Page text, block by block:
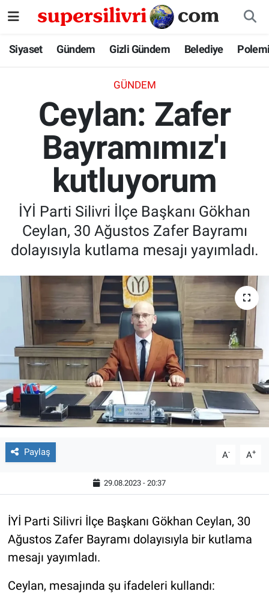
Siyaset Gündem Gizli Gündem Belediye
GÜNDEM
Ceylan: Zafer
Bayramımız'ı
kutluyorum
İYİ Parti Silivri İlçe Başkanı Gökhan
Ceylan, 30 Ağustos Zafer Bayramı
dolayısıyla kutlama mesajı yayımladı.
Paylaş A- A+
29.08.2023 - 20:37
İYİ Parti Silivri İlçe Başkanı Gökhan Ceylan, 30
Ağustos Zafer Bayramı dolayısıyla bir kutlama
mesajı yayımladı.
Ceylan, mesajında şu ifadeleri kullandı:
Siyaset
Gizli Gündem
Belediye
Polemik
İstanbul Nöbetçi Eczaneler
İstanbul Hava Durumu
İstanbul Namaz Vakitleri
İstanbul Trafik Yoğunluk Haritası
Süper Lig Puan Durumu ve Fikstür
Son Dakika Haberleri
Haber Arşivi